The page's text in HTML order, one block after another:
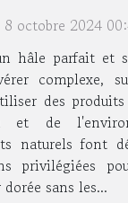
8 octobre 2024
hâle parfait et
complexe,
des produits
et de
naturels font
privilégiées
sans les...